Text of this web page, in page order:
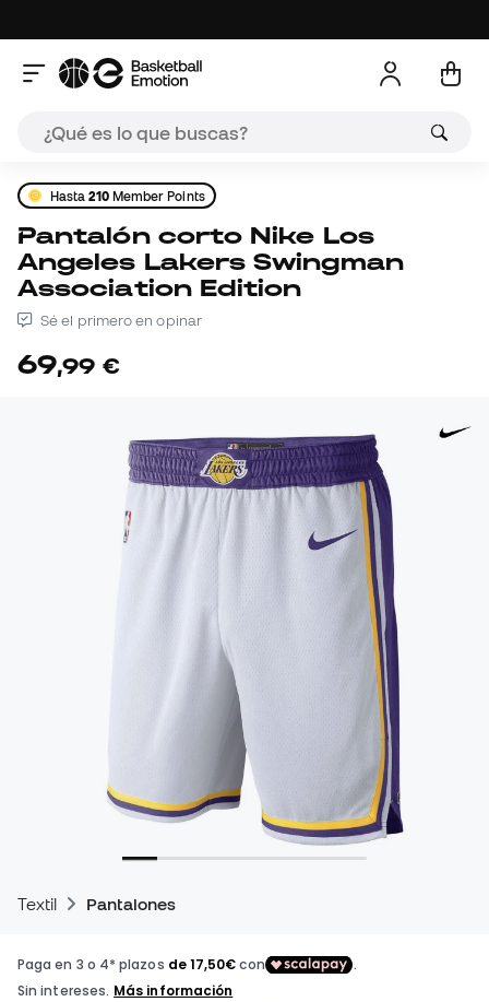
Hasta210Member Points
Pantalón corto Nike Los
Angeles Lakers Swingman
Association Edition
Sé el primero en opinar
69,99 €
Textil Pantalones